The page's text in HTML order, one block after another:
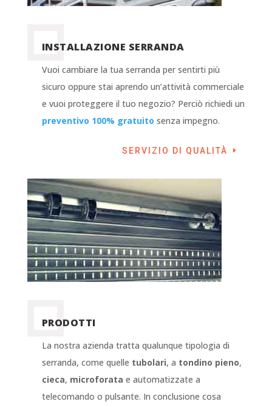
INSTALLAZIONE SERRANDA
Vuoi cambiare la tua serranda per sentirti più
sicuro oppure stai aprendo un’attività commerciale
e vuoi proteggere il tuo negozio? Perciò richiedi un
preventivo 100% gratuito senza impegno.
SERVIZIO DI QUALITÀ
PRODOTTI
La nostra azienda tratta qualunque tipologia di
serranda, come quelle tubolari, a tondino pieno,
cieca, microforata e automatizzate a
telecomando o pulsante. In conclusione cosa